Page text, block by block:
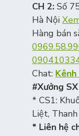
CH 2: Số
Hà Nội
Hàng bán
Chat:
#Xưởng
* CS1:
Liệt,
* Liên hệ